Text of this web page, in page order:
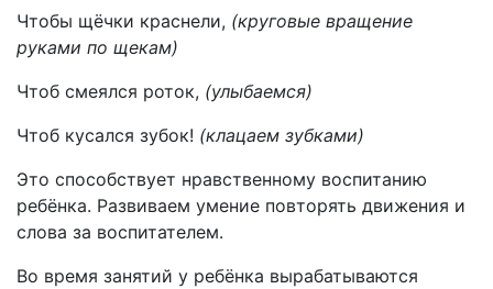
Чтобы щёчки краснели, (круговые вращение
руками по щекам)
Чтоб смеялся роток, (улыбаемся)
Чтоб кусался зубок! (клацаем зубками)
Это способствует нравственному воспитанию
ребёнка. Развиваем умение повторять движения и
слова за воспитателем.
Во время занятий у ребёнка вырабатываются